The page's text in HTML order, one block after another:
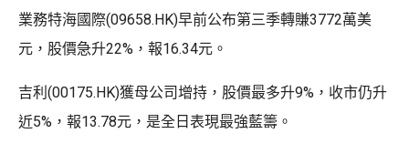
業務特海國際(09658.HK)早前公布第三季轉賺3772萬美
元，股價急升22%，報16.34元。
吉利(00175.HK)獲母公司增持，股價最多升9%，收市仍升
近5%，報13.78元，是全日表現最強藍籌。